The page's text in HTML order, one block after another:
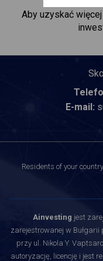
Aby uzyskać
E-mail:
Residents of your
Ainvesting jest
zarejestrowanej w Bułgarii
przy ul. Nikola Y.
autoryzację, licencję i jest